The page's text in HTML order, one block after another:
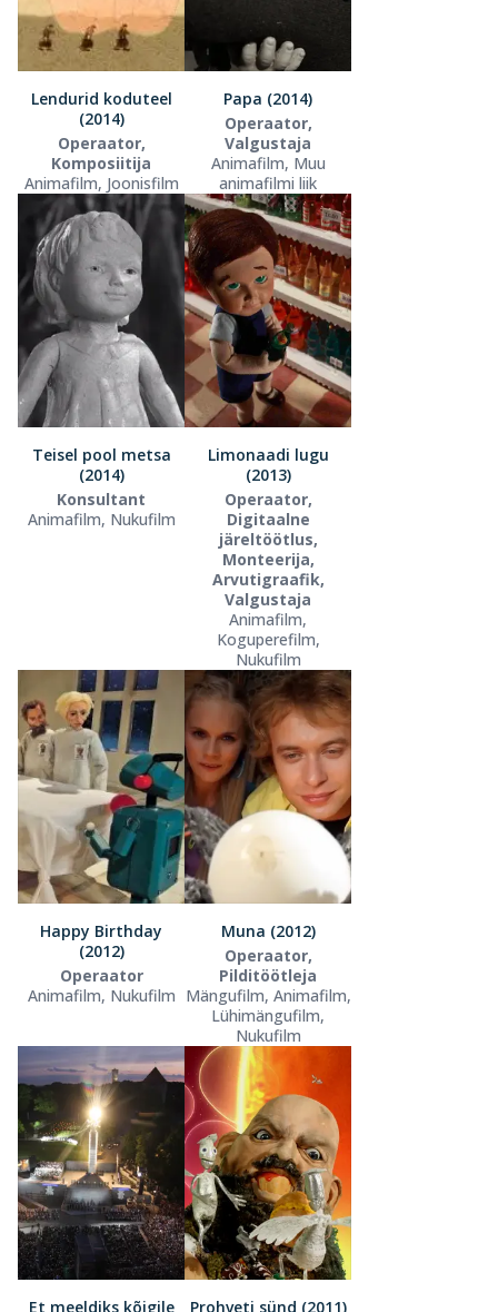
Lendurid koduteel
(2014)
Operaator,
Komposiitija
Animafilm, Joonisfilm
Papa (2014)
Operaator,
Valgustaja
Animafilm, Muu
animafilmi liik
Teisel pool metsa
(2014)
Konsultant
Animafilm, Nukufilm
Limonaadi lugu
(2013)
Operaator,
Digitaalne
järeltöötlus,
Monteerija,
Arvutigraafik,
Valgustaja
Animafilm,
Koguperefilm,
Nukufilm
Happy Birthday
(2012)
Operaator
Animafilm, Nukufilm
Muna (2012)
Operaator,
Pilditöötleja
Mängufilm, Animafilm,
Lühimängufilm,
Nukufilm
Et meeldiks kõigile Prohveti sünd (2011)